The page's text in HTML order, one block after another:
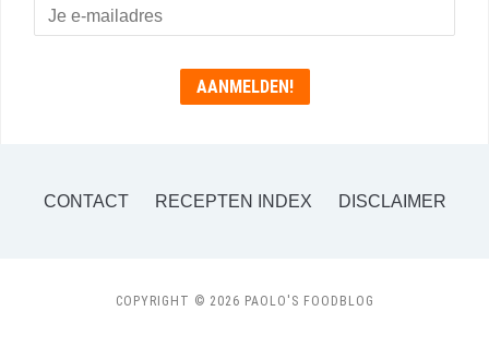
CONTACT RECEPTEN INDEX DISCLAIMER
COPYRIGHT © 2026 PAOLO'S FOODBLOG